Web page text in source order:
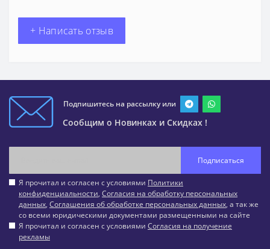
+ Написать отзыв
Подпишитесь на рассылку или
Сообщим о Новинках и Скидках !
Подписаться
Я прочитал и согласен с условиями Политики
конфиденциальности, Согласия на обработку персональных
данных, Соглашения об обработке персональных данных, а так же
со всеми юридическими документами размещенными на сайте
Я прочитал и согласен с условиями Согласия на получение
рекламы